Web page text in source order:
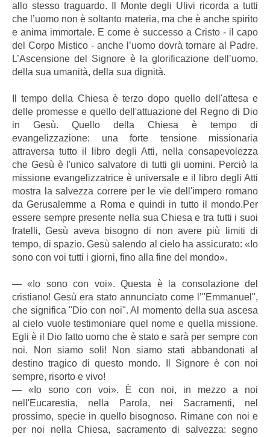
allo stesso traguardo. Il Monte degli Ulivi ricorda a tutti
che l’uomo non è soltanto materia, ma che è anche spirito
e anima immortale. E come è successo a Cristo - il capo
del Corpo Mistico - anche l’uomo dovrà tornare al Padre.
L’Ascensione del Signore è la glorificazione dell’uomo,
della sua umanità, della sua dignità.
Il tempo della Chiesa è terzo dopo quello dell'attesa e
delle promesse e quello dell'attuazione del Regno di Dio
in Gesù. Quello della Chiesa è tempo di
evangelizzazione: una forte tensione missionaria
attraversa tutto il libro degli Atti, nella consapevolezza
che Gesù è l'unico salvatore di tutti gli uomini. Perciò la
missione evangelizzatrice è universale e il libro degli Atti
mostra la salvezza correre per le vie dell'impero romano
da Gerusalemme a Roma e quindi in tutto il mondo.Per
essere sempre presente nella sua Chiesa e tra tutti i suoi
fratelli, Gesù aveva bisogno di non avere più limiti di
tempo, di spazio. Gesù salendo al cielo ha assicurato: «Io
sono con voi tutti i giorni, fino alla fine del mondo».
― «Io sono con voi». Questa è la consolazione del
cristiano! Gesù era stato annunciato come l’"Emmanuel",
che significa "Dio con noi". Al momento della sua ascesa
al cielo vuole testimoniare quel nome e quella missione.
Egli è il Dio fatto uomo che è stato e sarà per sempre con
noi. Non siamo soli! Non siamo stati abbandonati al
destino tragico di questo mondo. Il Signore è con noi
sempre, risorto e vivo!
― «Io sono con voi». È con noi, in mezzo a noi
nell'Eucarestia, nella Parola, nei Sacramenti, nel
prossimo, specie in quello bisognoso. Rimane con noi e
per noi nella Chiesa, sacramento di salvezza: segno